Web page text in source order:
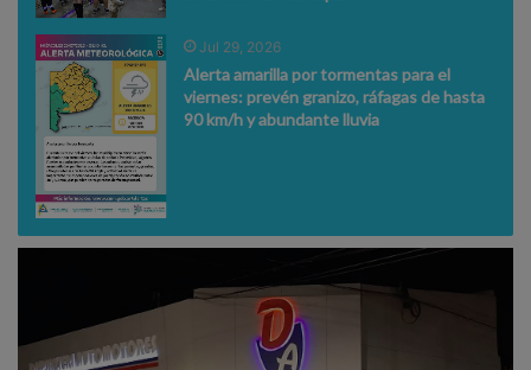
Jul 29, 2026
Alerta amarilla por tormentas para el
viernes: prevén granizo, ráfagas de hasta
90 km/h y abundante lluvia